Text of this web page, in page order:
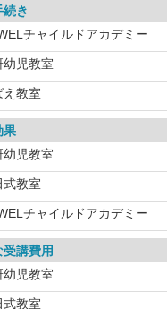
続き
チャイルドアカデミー
幼児教室
え教室
果
幼児教室
式教室
チャイルドアカデミー
講費用
幼児教室
式教室